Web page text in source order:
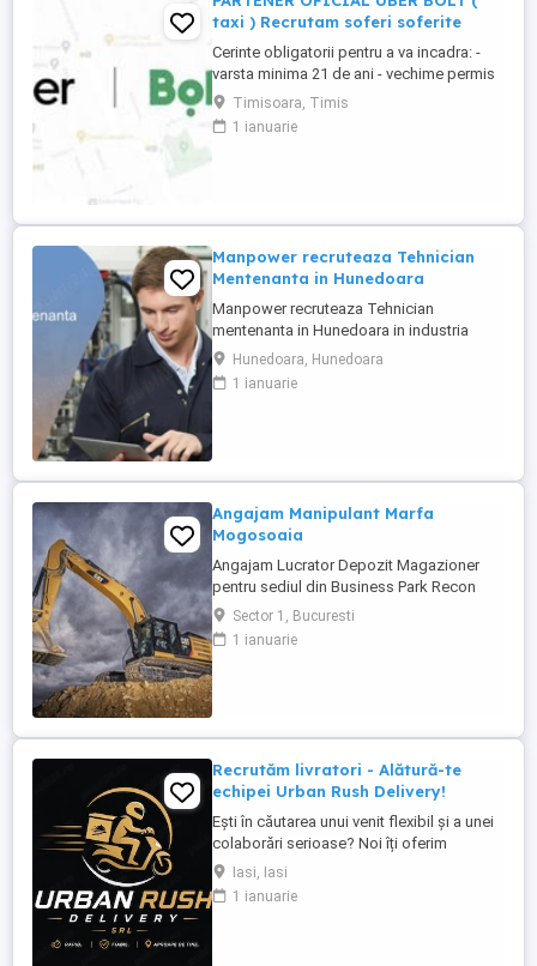
taxi ) Recrutam soferi soferite
Cerinte obligatorii pentru a va incadra: -
varsta minima 21 de ani - vechime permis
minim 2 ani - cazier judiciar curat -Masina
personala, mai noua de anul 2012 inclusiv,
in 4 usi. ( Pentru cine nu are masina
Timisoara, Timis
1 ianuarie
Manpower recruteaza Tehnician
Mentenanta in Hunedoara
Manpower recruteaza Tehnician
mentenanta in Hunedoara in industria
automotive. Responsabilitati principale: -
Analizarea si executarea lucrarilor de
reparatie, intretinere si revizie; - Verificarea
Hunedoara, Hunedoara
1 ianuarie
Angajam Manipulant Marfa
Mogosoaia
Angajam Lucrator Depozit Magazioner
pentru sediul din Business Park Recon
(intre Mogosoaia - Chitila). Asiguram
transport tur-retur pe ruta Crevedia -
Mogosoaia si Bucurestii Noi - Mogosoaia.
Sector 1, Bucuresti
1 ianuarie
Recrutăm livratori - Alătură-te
echipei Urban Rush Delivery!
Ești în căutarea unui venit flexibil și a unei
colaborări serioase? Noi îți oferim
posibilitatea să livrezi prin cele mai mari
platforme de livrare din România, într-un
mediu profesionist și transparent. Ce îți
Iasi, Iasi
1 ianuarie